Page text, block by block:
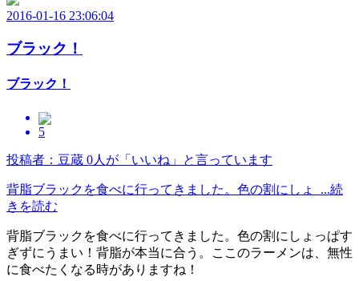
2016-01-16 23:06:04
ブラック！
ブラック！
5
投稿者：豆蔵 0人が「いいね」と言っています
背脂ブラックを食べに行ってきました。色の割にしょ ...続
きを読む
背脂ブラックを食べに行ってきました。色の割にしょっぱす
ぎずにうまい！背脂が本当に合う。ここのラーメンは、無性
に食べたくなる時がありますね！